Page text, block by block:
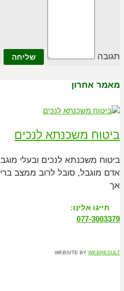
תגובה
מאמר אחרון
ביטוח משכנתא לנכים
ביטוח משכנתא לנכים ובעלי
אדם מוגבל, סובל לרוב ממצב
אך
חייגו אלינו:
077-3003379
WEBSITE BY WEBRESULT